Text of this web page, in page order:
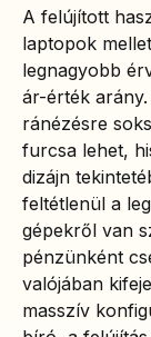
A felújított
laptopok
legnagyobb
ár-érték
ránézésre
furcsa lehet,
dizájn
feltétlenül a
gépekről van
pénzünként
valójában
masszív